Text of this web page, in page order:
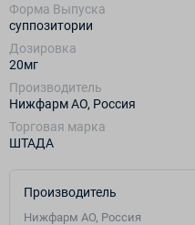
Форма Выпуска
суппозитории
Дозировка
20мг
Производитель
Нижфарм АО, Россия
Торговая марка
ШТАДА
Производитель
Нижфарм АО, Россия